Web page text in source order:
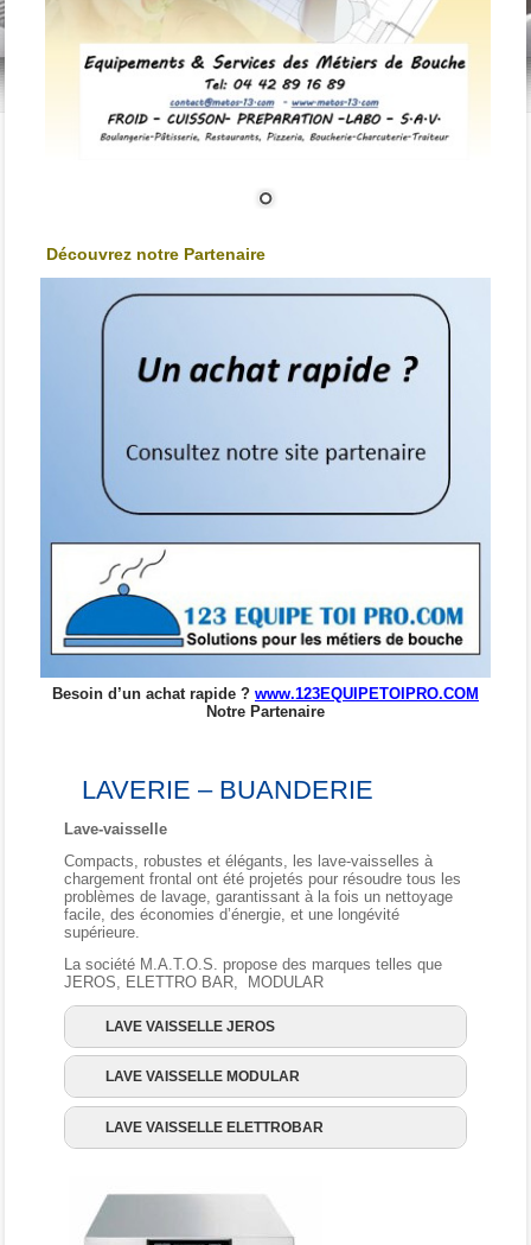
Découvrez notre Partenaire
Besoin d’un achat rapide ? www.123EQUIPETOIPRO.COM
Notre Partenaire
LAVERIE – BUANDERIE
Lave-vaisselle
Compacts, robustes et élégants, les lave-vaisselles à
chargement frontal ont été projetés pour résoudre tous les
problèmes de lavage, garantissant à la fois un nettoyage
facile, des économies d’énergie, et une longévité
supérieure.
La société M.A.T.O.S. propose des marques telles que
JEROS, ELETTRO BAR, MODULAR
LAVE VAISSELLE JEROS
LAVE VAISSELLE MODULAR
LAVE VAISSELLE ELETTROBAR